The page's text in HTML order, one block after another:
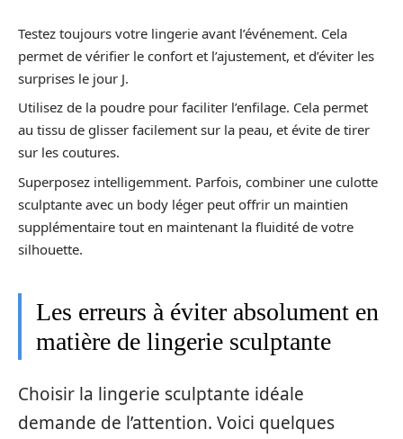
Testez toujours votre lingerie avant l’événement. Cela
permet de vérifier le confort et l’ajustement, et d’éviter les
surprises le jour J.
Utilisez de la poudre pour faciliter l’enfilage. Cela permet
au tissu de glisser facilement sur la peau, et évite de tirer
sur les coutures.
Superposez intelligemment. Parfois, combiner une culotte
sculptante avec un body léger peut offrir un maintien
supplémentaire tout en maintenant la fluidité de votre
silhouette.
Les erreurs à éviter absolument en
matière de lingerie sculptante
Choisir la lingerie sculptante idéale
demande de l’attention. Voici quelques